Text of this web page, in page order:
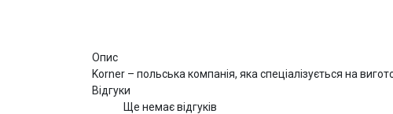
Опис
Korner – польська компанія, яка спеціалізується на
Відгуки
Ще немає відгуків